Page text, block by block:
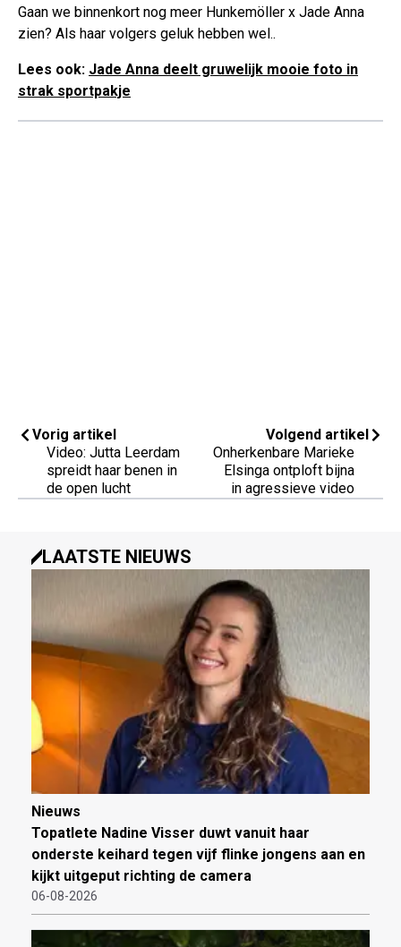
Gaan we binnenkort nog meer Hunkemöller x Jade Anna
zien? Als haar volgers geluk hebben wel..
Lees ook: Jade Anna deelt gruwelijk mooie foto in
strak sportpakje
Vorig artikel
Video: Jutta Leerdam
spreidt haar benen in
de open lucht
Volgend artikel
Onherkenbare Marieke
Elsinga ontploft bijna
in agressieve video
LAATSTE NIEUWS
Nieuws
Topatlete Nadine Visser duwt vanuit haar
onderste keihard tegen vijf flinke jongens aan en
kijkt uitgeput richting de camera
06-08-2026